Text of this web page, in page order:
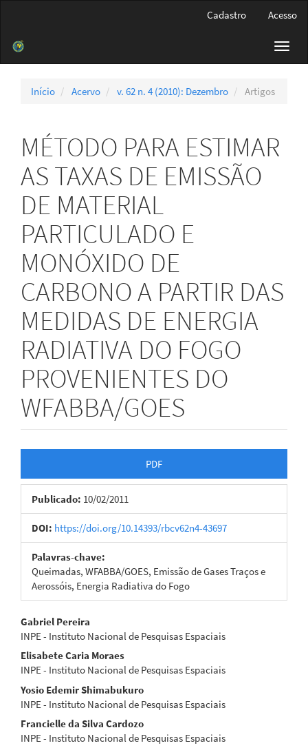
Barra
Cadastro Acesso
Início Acervo v. 62 n. 4 (2010): Dezembro Artigos
MÉTODO PARA ESTIMAR
AS TAXAS DE EMISSÃO
DE MATERIAL
PARTICULADO E
MONÓXIDO DE
CARBONO A PARTIR DAS
MEDIDAS DE ENERGIA
RADIATIVA DO FOGO
PROVENIENTES DO
WFABBA/GOES
lateral
de
artigos
PDF
Publicado: 10/02/2011
DOI: https://doi.org/10.14393/rbcv62n4-43697
Palavras-chave:
Queimadas, WFABBA/GOES, Emissão de Gases Traços e
Aerossóis, Energia Radiativa do Fogo
Conteúdo
do
artigo
principal
Gabriel Pereira
INPE - Instituto Nacional de Pesquisas Espaciais
Elisabete Caria Moraes
INPE - Instituto Nacional de Pesquisas Espaciais
Yosio Edemir Shimabukuro
INPE - Instituto Nacional de Pesquisas Espaciais
Francielle da Silva Cardozo
INPE - Instituto Nacional de Pesquisas Espaciais